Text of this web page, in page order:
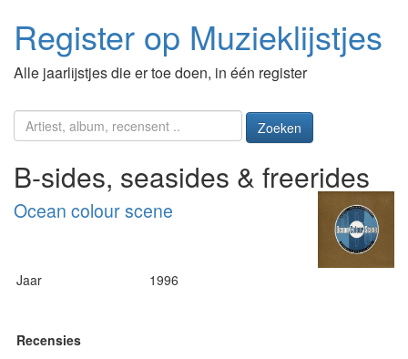
Register op Muzieklijstjes
Alle jaarlijstjes die er toe doen, in één register
Zoeken
B-sides, seasides & freerides
Ocean colour scene
Jaar 1996
Recensies